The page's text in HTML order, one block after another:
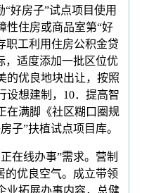
好房子”试点项目使用
性住房或商品室第“好
职工利用住房公积金贷
，适度添加一批区位优
的优良地块出让，按照
设想建制，10．提高智
在满脚《社区糊口圈规
子”扶植试点项目库。
线办事”需求。营制
的优良空气。成立带领
业拓展办事内容，总健